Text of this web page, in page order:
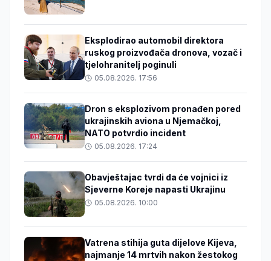
Eksplodirao automobil direktora
ruskog proizvođača dronova, vozač i
tjelohranitelj poginuli
05.08.2026. 17:56
Dron s eksplozivom pronađen pored
ukrajinskih aviona u Njemačkoj,
NATO potvrdio incident
05.08.2026. 17:24
Obavještajac tvrdi da će vojnici iz
Sjeverne Koreje napasti Ukrajinu
05.08.2026. 10:00
Vatrena stihija guta dijelove Kijeva,
najmanje 14 mrtvih nakon žestokog